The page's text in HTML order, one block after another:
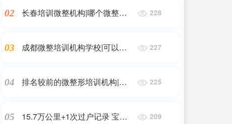
02
长春培训微整机构|哪个微整学
228
03
成都微整培训机构学校|可以学
227
04
排名较前的微整形培训机构|暑
低龄化
225
05
15.7万公里+1次过户记录 宝马5
209